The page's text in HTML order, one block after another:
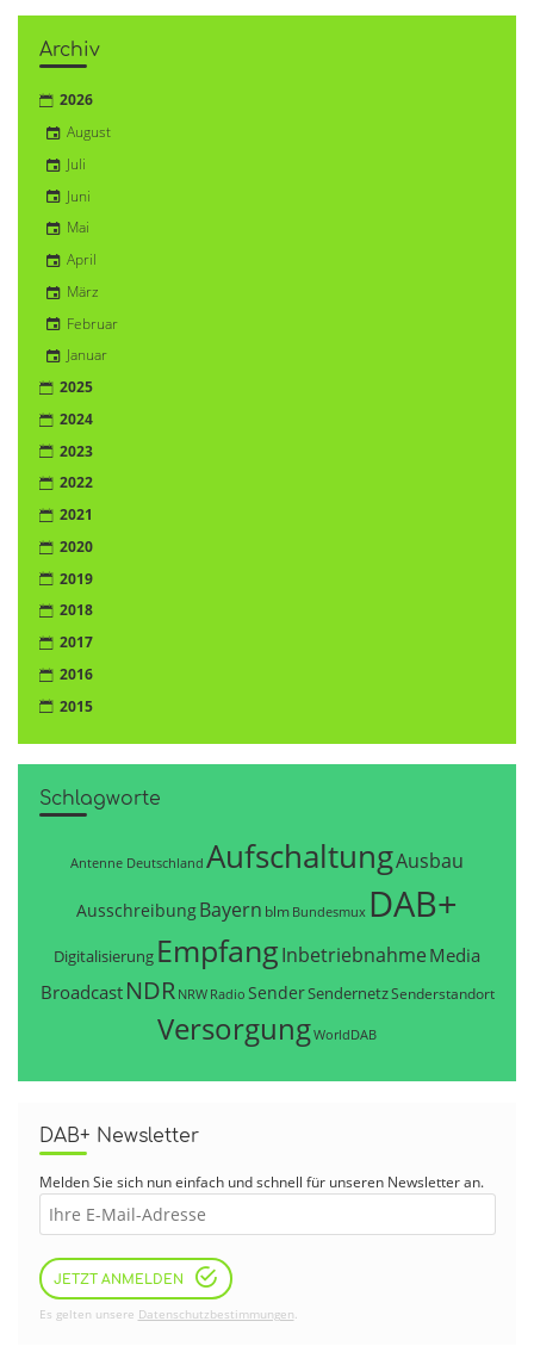
Archiv
2026
August
Juli
Juni
Mai
April
März
Februar
Januar
2025
2024
2023
2022
2021
2020
2019
2018
2017
2016
2015
Schlagworte
Antenne Deutschland AufschaltungAusbau
AusschreibungBayern blm Bundesmux DAB+
Digitalisierung EmpfangInbetriebnahme Media
Broadcast NDR NRW Radio SenderSendernetzSenderstandort
VersorgungWorldDAB
DAB+ Newsletter
Melden Sie sich nun einfach und schnell für unseren Newsletter an.
JETZT ANMELDEN
Es gelten unsere Datenschutzbestimmungen.